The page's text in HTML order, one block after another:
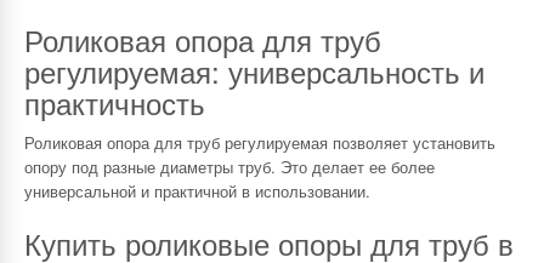
Роликовая опора для труб
регулируемая: универсальность и
практичность
Роликовая опора для труб регулируемая позволяет установить
опору под разные диаметры труб. Это делает ее более
универсальной и практичной в использовании.
Купить роликовые опоры для труб в